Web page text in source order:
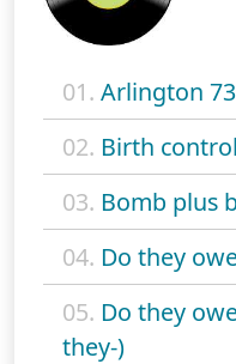
01. Arlington 73
02. Birth control
03. Bomb plus
04. Do they
05. Do they
they-)